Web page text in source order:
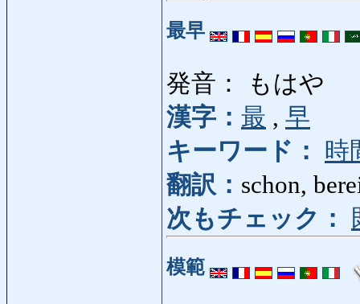
最早
発音： もはや
漢字： 最 , 早
キーワード：
時
翻訳： schon,
次もチェック：
模範